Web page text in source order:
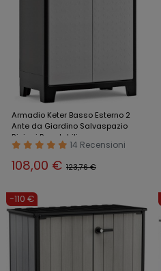
Armadio Keter Basso Esterno 2
Ante da Giardino Salvaspazio
Ripiani Regolabili
14 Recensioni
108,00 € 123,76 €
-110 €